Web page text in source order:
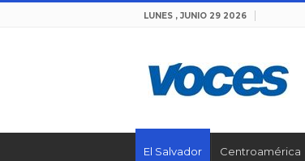
LUNES , JUNIO 29 2026
El Salvador Centroamérica